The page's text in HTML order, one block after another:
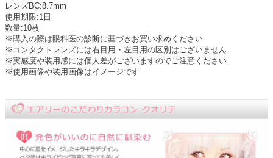
レンズBC:8.7mm
使用期限:1日
数量:10枚
※購入の際は眼科医の診断に基づきお買い求めください
※コンタクトレンズには右目用・左目用の区別はございません
※実感度や装用感には個人差がございますのでご注意ください
※使用画像や装用画像はイメージです